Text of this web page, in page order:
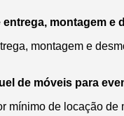
montagem e
montagem e
de móveis para
mínimo de locação